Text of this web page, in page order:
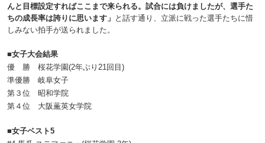
んと目標設定すればここまで来られる。試合には負けましたが、選手た
ちの成長率は誇りに思います」 と話す通り、立派に戦った選手たちに惜
しみない拍手が送られました。
■女子大会結果
優 勝 桜花学園(2年ぶり21回目)
準優勝 岐阜女子
第３位 昭和学院
第４位 大阪薫英女学院
■女子ベスト5